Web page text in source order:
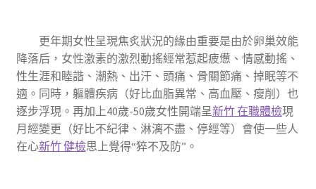
更年期女性呈現焦炙狀況的緣由重要是由於卵巢效能
降落后，女性激素的激烈動搖經常惹起疲憊、情感動搖、
性生涯和睦諧、潮熱、出汗、頭痛、骨關節痛、掉眠等不
適。同時，軀體疾病（好比血脂異常、高血壓、瘦削）也
逐步浮現。再加上40歲-50歲女性開端呈新竹 在職體檢現
月經變更（好比不紀律、淋漓不盡、停經等）會使一些人
在心新竹 健檢思上覺得“猝不及防”。